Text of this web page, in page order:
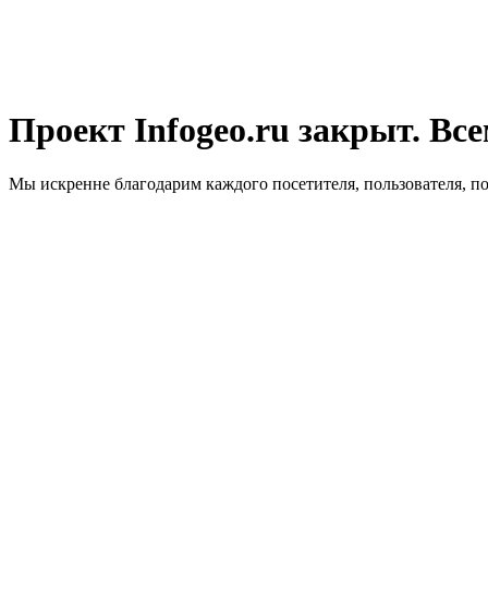
Проект Infogeo.ru закрыт.
Мы искренне благодарим каждого посетителя, пользователя,